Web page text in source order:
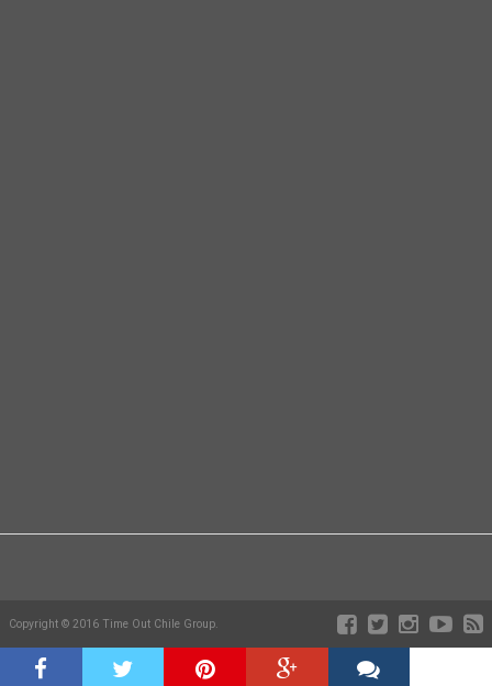
Copyright © 2016 Time Out Chile Group.